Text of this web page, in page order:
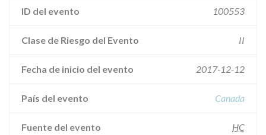
ID del evento 100553
Clase de Riesgo del Evento II
Fecha de inicio del evento 2017-12-12
País del evento Canada
Fuente del evento HC